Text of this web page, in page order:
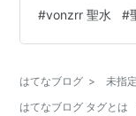
族・友人にオ
ェ、スイーツと
ゆっくりしてる
スイーツもレベ
#vonzrr 聖水 #
はてなブログ > 未指定
はてなブログ タグとは